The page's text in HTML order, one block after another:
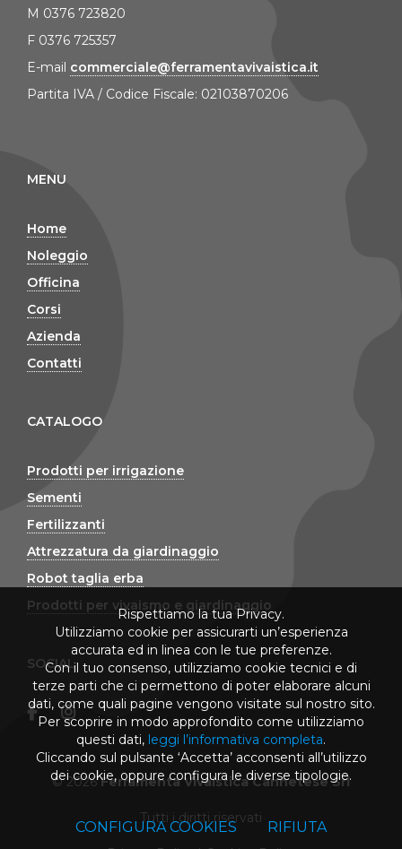
M 0376 723820
F 0376 725357
E-mail commerciale@ferramentavivaistica.it
Partita IVA / Codice Fiscale: 02103870206
MENU
Home
Noleggio
Officina
Corsi
Azienda
Contatti
CATALOGO
Prodotti per irrigazione
Sementi
Fertilizzanti
Attrezzatura da giardinaggio
Robot taglia erba
Prodotti per vivaismo e giardinaggio
SOCIAL
© 2026Ferramenta Vivaistica Cannetese Srl
Tutti i diritti riservati
Rispettiamo la tua Privacy.
Utilizziamo cookie per assicurarti un’esperienza
accurata ed in linea con le tue preferenze.
Con il tuo consenso, utilizziamo cookie tecnici e di
terze parti che ci permettono di poter elaborare alcuni
dati, come quali pagine vengono visitate sul nostro sito.
Per scoprire in modo approfondito come utilizziamo
questi dati, leggi l’informativa completa.
Cliccando sul pulsante ‘Accetta’ acconsenti all’utilizzo
dei cookie, oppure configura le diverse tipologie.
CONFIGURA COOKIES RIFIUTA